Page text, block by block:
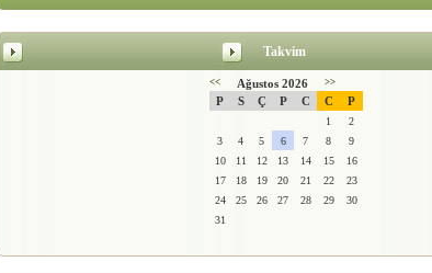
Takvim
<< Ağustos 2026 >>
P S Ç P C C P
1
2
3
4 5 6 7 8
9
10
11 12 13 14 15
16
17
18 19 20 21 22
23
24
25 26 27 28 29
30
31